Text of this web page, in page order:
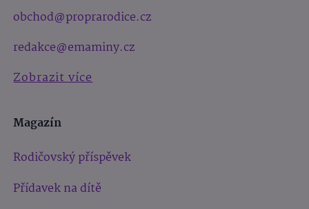
obchod@proprarodice.cz
redakce@emaminy.cz
Zobrazit více
Magazín
Rodičovský příspěvek
Přídavek na dítě